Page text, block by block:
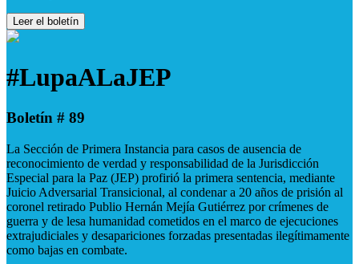
Leer el boletín
#LupaALaJEP
Boletín # 89
La Sección de Primera Instancia para casos de ausencia de
reconocimiento de verdad y responsabilidad de la Jurisdicción
Especial para la Paz (JEP) profirió la primera sentencia, mediante
Juicio Adversarial Transicional, al condenar a 20 años de prisión al
coronel retirado Publio Hernán Mejía Gutiérrez por crímenes de
guerra y de lesa humanidad cometidos en el marco de ejecuciones
extrajudiciales y desapariciones forzadas presentadas ilegítimamente
como bajas en combate.